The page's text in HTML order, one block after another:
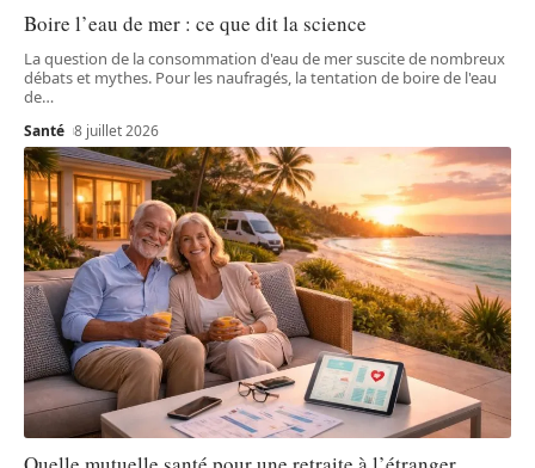
Boire l’eau de mer : ce que dit la science
La question de la consommation d'eau de mer suscite de nombreux
débats et mythes. Pour les naufragés, la tentation de boire de l'eau
de…
Santé 8 juillet 2026